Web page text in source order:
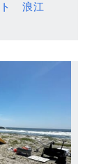
ト 浪江